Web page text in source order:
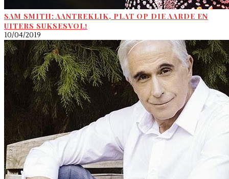
SAM SMITH: AANTREKLIK, PLAT OP DIE AARDE EN
UITERS SUKSESVOL!
10/04/2019